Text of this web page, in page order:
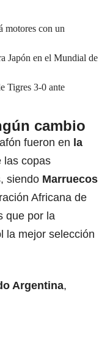
motores con un
Japón en el Mundial de
Tigres 3-0 ante
cambio
fueron en la
las copas
siendo Marruecos
Africana de
que por la
la mejor selección
Argentina,